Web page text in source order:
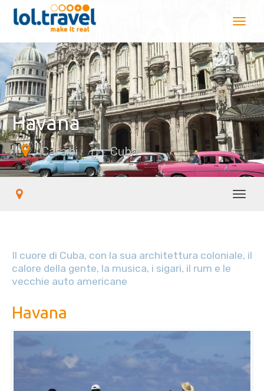
Havana
Caraibi Cuba
Il cuore di Cuba, con la sua architettura coloniale, il
calore della gente, la musica, i sigari, il rum e le
vecchie auto americane
Havana